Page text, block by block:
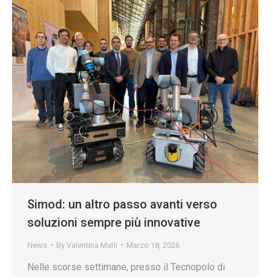
Simod: un altro passo avanti verso
soluzioni sempre più innovative
News By Valentina Matli Marzo 18, 2026
Nelle scorse settimane, presso il Tecnopolo di